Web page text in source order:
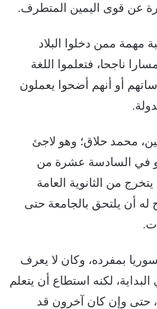
عن قوى اليمين المتطرف.
مهمة ممن دخلوا البلاد
ناجحا، فتعلموا اللغة
أو أنهم أضحوا يعملون
محمد حلاق؛ وهو لاجئ
في السادسة عشرة من
من الثانوية العامة
له أن يلتحق بالجامعة حتى
بمفرده، وكان لا يعرف
البداية، لكنه استطاع أن يتعلم
حتى وإن كان آخرون قد